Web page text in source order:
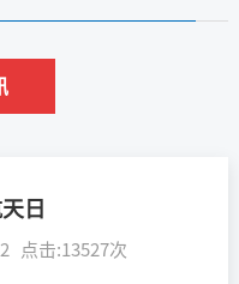
日
点击:13527次